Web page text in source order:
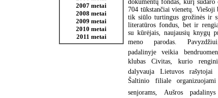
2007 metai
2008 metai
2009 metai
2010 metai
2011 metai
dokumentų fondas, kurį sudaro
704 tūkstančiai vienetų. Viešoji
tik siūlo turtingus grožinės ir
literatūros fondus, bet ir
su kūrėjais, naujausių knygų
meno parodas.
padalinyje veikia
klubas Civitas, kurio
dalyvauja Lietuvos
Šaltinio filiale
senjorams, Aušros